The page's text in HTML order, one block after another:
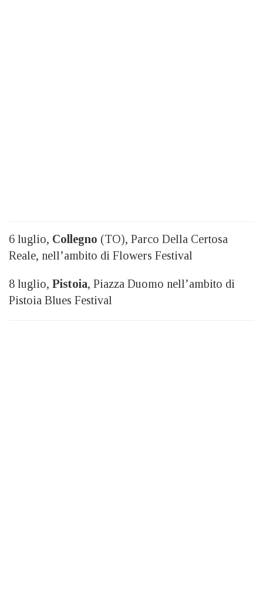
6 luglio, Collegno (TO), Parco Della Certosa
Reale, nell’ambito di Flowers Festival
8 luglio, Pistoia, Piazza Duomo nell’ambito di
Pistoia Blues Festival